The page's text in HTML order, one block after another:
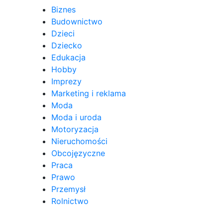
Biznes
Budownictwo
Dzieci
Dziecko
Edukacja
Hobby
Imprezy
Marketing i reklama
Moda
Moda i uroda
Motoryzacja
Nieruchomości
Obcojęzyczne
Praca
Prawo
Przemysł
Rolnictwo